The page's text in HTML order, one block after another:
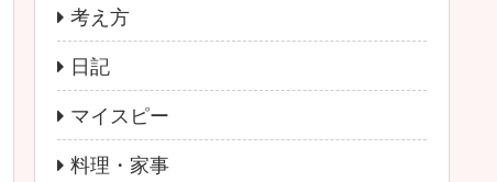
考え方
日記
マイスピー
料理・家事